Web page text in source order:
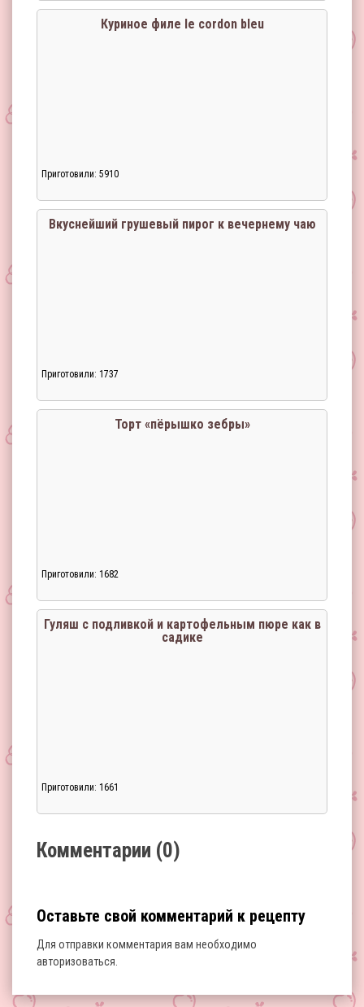
Куриное филе le cordon bleu
Приготовили: 5910
Вкуснейший грушевый пирог к вечернему чаю
Приготовили: 1737
Загрузка...
Торт «пёрышко зебры»
Приготовили: 1682
Гуляш с подливкой и картофельным пюре как в
садике
Приготовили: 1661
Комментарии (0)
Оставьте свой комментарий к рецепту
Для отправки комментария вам необходимо
авторизоваться